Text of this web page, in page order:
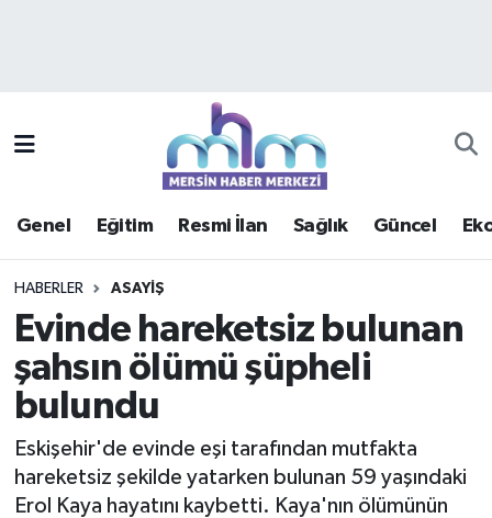
Genel Eğitim Resmi İlan Sağlık Güncel
HABERLER ASAYIŞ
Evinde hareketsiz bulunan
şahsın ölümü şüpheli
bulundu
Eskişehir'de evinde eşi tarafından mutfakta
hareketsiz şekilde yatarken bulunan 59 yaşındaki
Erol Kaya hayatını kaybetti. Kaya'nın ölümünün
Güncel
Haberde insan
Kültür - Sanat
Mersin Trafik Yoğunluk Haritası
Süper Lig Puan Durumu ve Fikstür
Haber Arşivi